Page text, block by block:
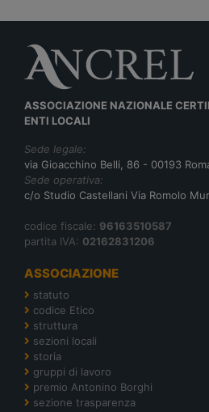
ASSOCIAZIONE NAZIONALE
ENTI LOCALI
Sede legale:
via Gioacchino Belli, 86 - 00193
Sede operativa:
c/o Studio Castellani Via Romolo
codice fiscale: 96163510587
partita IVA: 02162831206
ASSOCIAZIONE
statuto
codice Etico
struttura
sezioni locali
storia
gruppi di lavoro
premio Antonino Borghi
sezione trasparenza